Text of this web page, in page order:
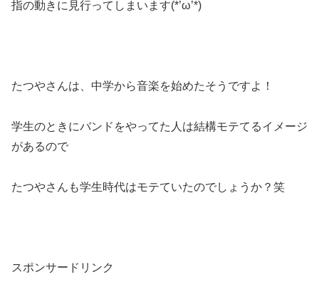
指の動きに見行ってしまいます(*’ω’*)
たつやさんは、中学から音楽を始めたそうですよ！
学生のときにバンドをやってた人は結構モテてるイメージ
があるので
たつやさんも学生時代はモテていたのでしょうか？笑
スポンサードリンク